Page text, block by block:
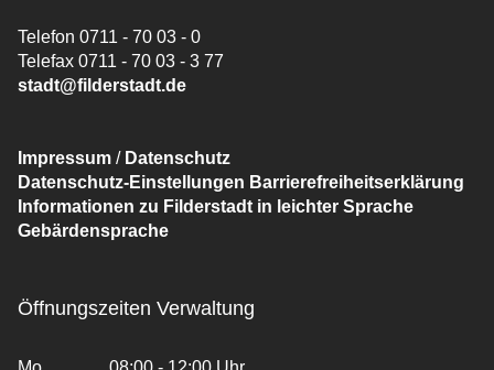
Telefon 0711 - 70 03 - 0
Telefax 0711 - 70 03 - 3 77
stadt@filderstadt.de
Impressum / Datenschutz
Datenschutz-Einstellungen Barrierefreiheitserklärung
Informationen zu Filderstadt in leichter Sprache
Gebärdensprache
Öffnungszeiten Verwaltung